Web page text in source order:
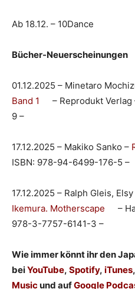
Ab 18.12. – 10Dance
Bücher-Neuerscheinungen
01.12.2025 – Minetaro
Band 1
– Reprodukt
9 –
17.12.2025 – Makiko Sanko –
ISBN: 978-94-6499-176-5 –
17.12.2025 – Ralph Gleis,
Ikemura. Motherscape
–
978-3-7757-6141-3 –
Wie immer könnt ihr den
beiYouTube, Spotify, iTunes,
Musicund aufGoogle